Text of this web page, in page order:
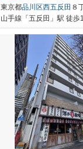
東京都品川区西五反田 ８
山手線「五反田」駅 徒歩